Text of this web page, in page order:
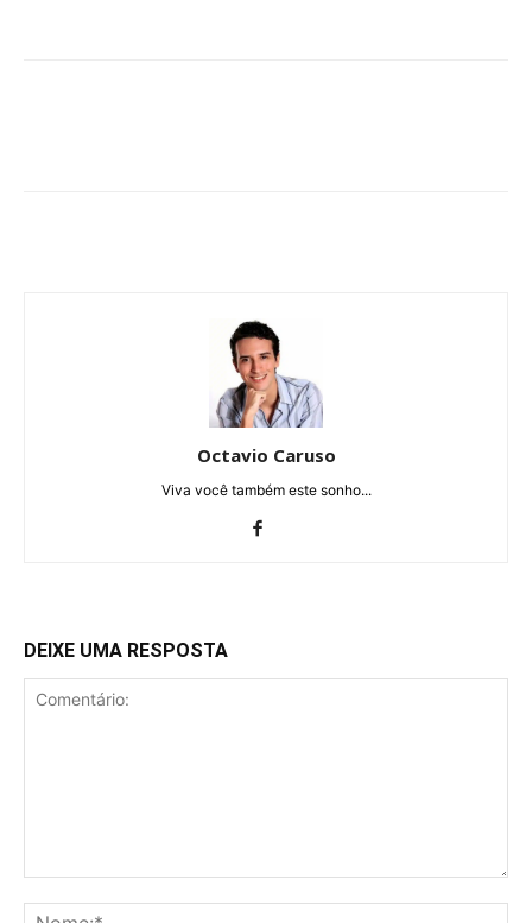
Octavio Caruso
Viva você também este sonho...
DEIXE UMA RESPOSTA